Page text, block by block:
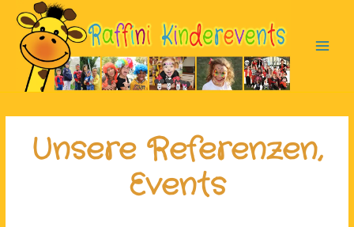
Inhalt
springen
Unsere Referenzen,
Events